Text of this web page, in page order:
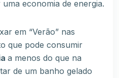
economia de energia.
em “Verão” nas
que pode consumir
a menos do que na
de um banho gelado